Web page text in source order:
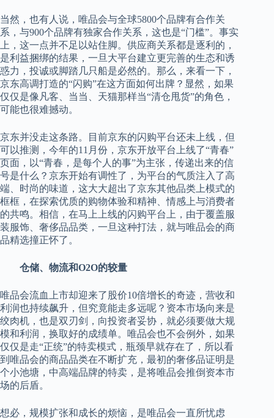
当然，也有人说，唯品会与全球5800个品牌有合作关
系，与900个品牌有独家合作关系，这也是“门槛”。事实
上，这一点并不足以站住脚。供应商关系都是逐利的，
是利益捆绑的结果，一旦大平台建立更完善的生态和诱
惑力，投诚或脚踏几只船是必然的。那么，来看一下，
京东高调打造的“闪购”在这方面如何出牌？显然，如果
仅仅是像凡客、当当、天猫那样当“清仓甩货”的角色，
可能也很难撼动。
京东并没走这条路。目前京东的闪购平台还未上线，但
可以推测，今年的11月份，京东开放平台上线了“青春”
页面，以“青春，是每个人的事”为主张，传递出来的信
号是什么？京东开始有调性了，为平台的气质注入了高
端、时尚的味道，这大大超出了京东其他品类上模式的
框框，在探索优质的购物体验和精神、情感上与消费者
的共鸣。相信，在马上上线的闪购平台上，由于覆盖服
装服饰、奢侈品品类，一旦这种打法，就与唯品会的商
品精选撞正怀了。
仓储、物流和O2O的较量
唯品会流血上市却迎来了股价10倍增长的奇迹，营收和
利润也持续飙升，但究竟能走多远呢？资本市场向来是
绞肉机，也是双刃剑，向投资者妥协，就必须要做大规
模和利润，换取好的成绩单。唯品会也不会例外，如果
仅仅是走“正统”的特卖模式，瓶颈早就存在了，所以看
到唯品会的商品品类在不断扩充，最初的奢侈品证明是
个小池塘，中高端品牌的特卖，是将唯品会推倒资本市
场的后盾。
想必，规模扩张和成长的烦恼，是唯品会一直所忧虑